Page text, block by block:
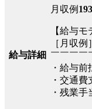
給与詳細
月収例
【給与モ
［月収
￣￣￣￣
・給与前
・交通費
・残業手